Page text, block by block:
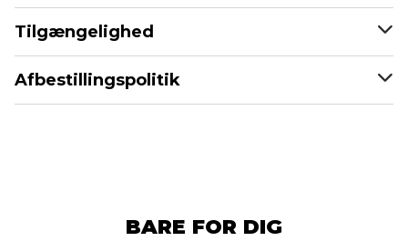
Tilgængelighed
Afbestillingspolitik
BARE FOR DIG